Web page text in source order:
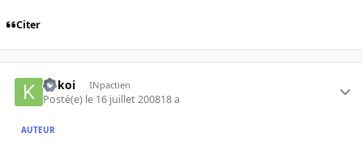
Citer
kokoi INpactien
Posté(e) le 16 juillet 200818 a
AUTEUR